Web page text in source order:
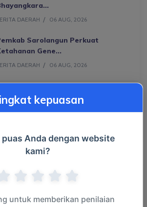
DAERAH 06 AUG, 2026
Sarolangun Perkuat
Gene...
DAERAH 06 AUG, 2026
Populer
Kategori
(1866)
kepuasan
puas Anda dengan website
kami?
untuk memberikan penilaian